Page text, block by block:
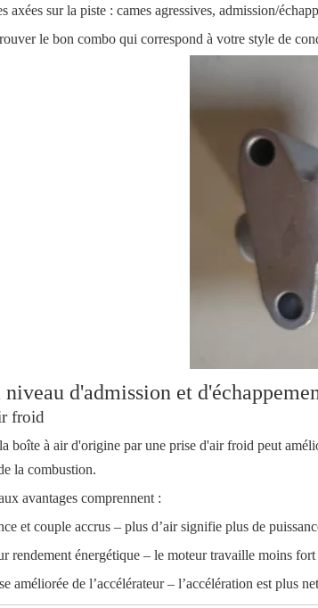
axées sur la piste : cames agressives, admission/
le bon combo qui correspond à votre style de
niveau d'admission et
froid
boîte à air d'origine par une prise d'air froid peut
la combustion.
avantages comprennent :
et couple accrus – plus d’air signifie plus de
rendement énergétique – le moteur travaille moins
améliorée de l’accélérateur – l’accélération est plus